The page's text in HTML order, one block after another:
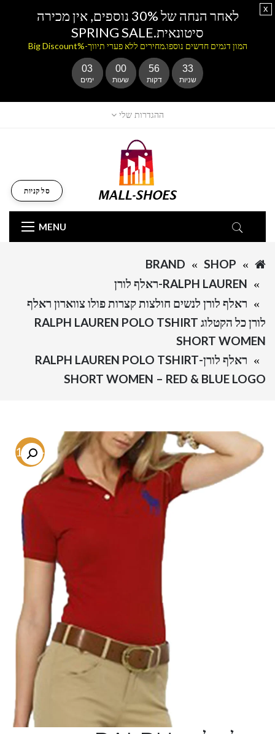
ההגדרות שלי
MENU
סל קניות
SHOP
BRAND
RALPH LAUREN-ראלף לורן
ראלף לורן לנשים חולצות קצרות פולו צווארון ראלף
לורן כל הקטלוג RALPH LAUREN POLO TSHIRT
SHORT WOMEN
ראלף לורן-RALPH LAUREN POLO TSHIRT
SHORT WOMEN – RED & BLUE LOGO
-71.6%
לאחר הנחה של 30% נוספים, אין מכירה
סיטונאית.SPRING SALE
המון דגמים חדשים נוספו.מחירים ללא פערי תיווך-%Big Discount
03
ימים
00
שעות
56
דקות
32
שניות
x